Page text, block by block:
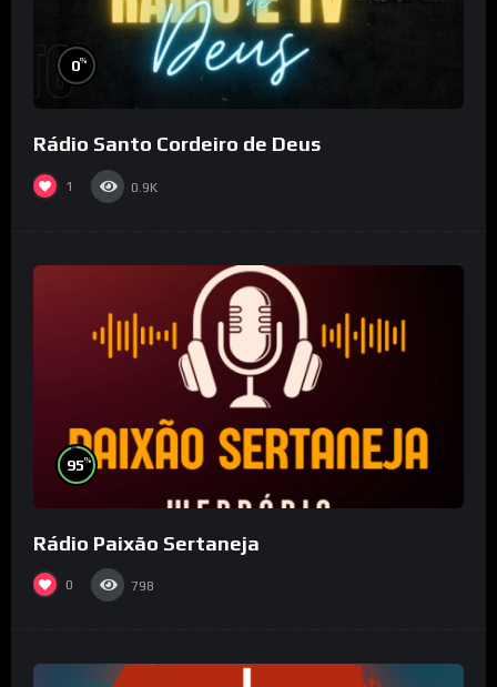
0%
Rádio Santo Cordeiro de Deus
1 0.9K
95%
Rádio Paixão Sertaneja
0 798